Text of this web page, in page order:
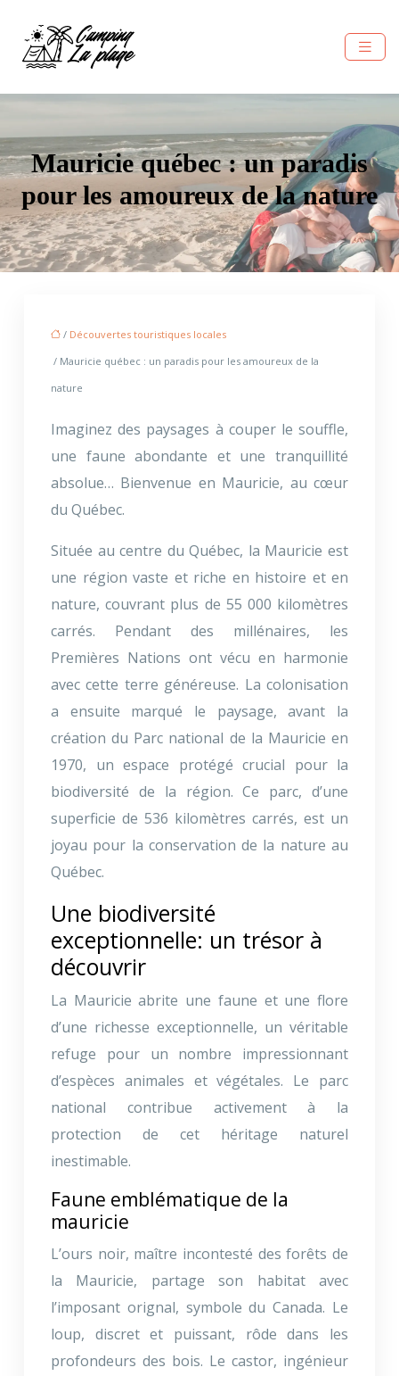
Mauricie québec : un paradis
pour les amoureux de la nature
/ Découvertes touristiques locales
/ Mauricie québec : un paradis pour les amoureux de la
nature
Imaginez des paysages à couper le souffle,
une faune abondante et une tranquillité
absolue… Bienvenue en Mauricie, au cœur
du Québec.
Située au centre du Québec, la Mauricie est
une région vaste et riche en histoire et en
nature, couvrant plus de 55 000 kilomètres
carrés. Pendant des millénaires, les
Premières Nations ont vécu en harmonie
avec cette terre généreuse. La colonisation
a ensuite marqué le paysage, avant la
création du Parc national de la Mauricie en
1970, un espace protégé crucial pour la
biodiversité de la région. Ce parc, d’une
superficie de 536 kilomètres carrés, est un
joyau pour la conservation de la nature au
Québec.
Une biodiversité
exceptionnelle: un trésor à
découvrir
La Mauricie abrite une faune et une flore
d’une richesse exceptionnelle, un véritable
refuge pour un nombre impressionnant
d’espèces animales et végétales. Le parc
national contribue activement à la
protection de cet héritage naturel
inestimable.
Faune emblématique de la
mauricie
L’ours noir, maître incontesté des forêts de
la Mauricie, partage son habitat avec
l’imposant orignal, symbole du Canada. Le
loup, discret et puissant, rôde dans les
profondeurs des bois. Le castor, ingénieur